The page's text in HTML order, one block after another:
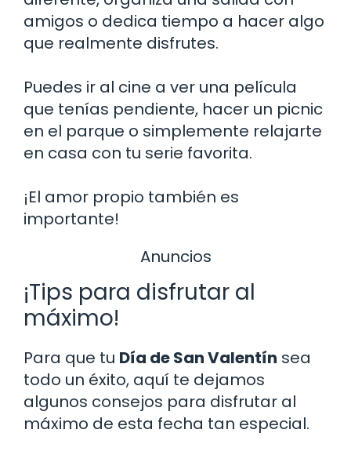
amigos o dedica tiempo a hacer algo
que realmente disfrutes.
Puedes ir al cine a ver una película
que tenías pendiente, hacer un picnic
en el parque o simplemente relajarte
en casa con tu serie favorita.
¡El amor propio también es
importante!
Anuncios
¡Tips para disfrutar al
máximo!
Para que tu Día de San Valentín sea
todo un éxito, aquí te dejamos
algunos consejos para disfrutar al
máximo de esta fecha tan especial.